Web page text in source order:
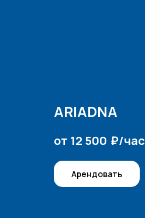
ARIADNA
от 12 500 ₽/час
Арендовать